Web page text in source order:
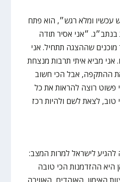
עכשיו ומלא רגש״, הוא פתח
״אני אסיר תודה
מוכנים שההצגה תתחיל. אני
אני מביא איתי תרבות מנצחת
ההתקפה, אבל הכי חשוב
פשוט רוצה להראות את כל
טוב, לצאת לשם ולהיות רכז
לישראל למרות המצב:
היא ההזדמנות הכי טובה